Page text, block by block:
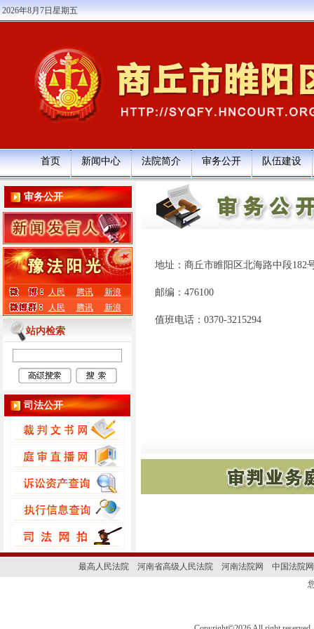
2026年8月7日星期五
首页 新闻中心 法院简介 审务公开 队伍建设
审务公开
人民 腾讯
新浪
人民
腾讯 新浪
站内检索
司法公开
地址：商丘市睢阳区北海路中段182
邮编：476100
值班电话：0370-3215294
最高人民法院 河南省高级人民法院 河南法院网
中国法院网